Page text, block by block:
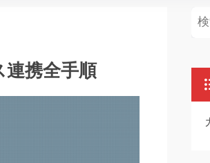
携全手順